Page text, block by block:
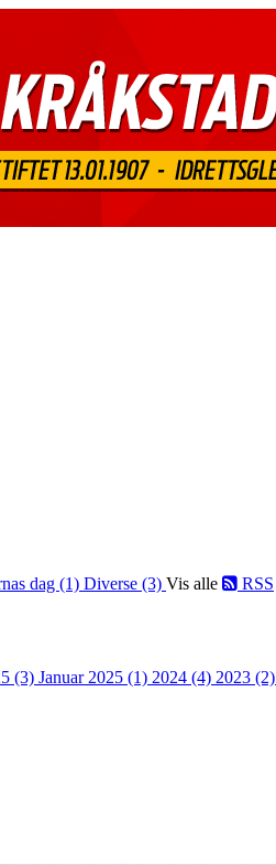
dag (1) Diverse (3) Vis alle RSS
(3) Januar 2025 (1) 2024 (4) 2023 (2)